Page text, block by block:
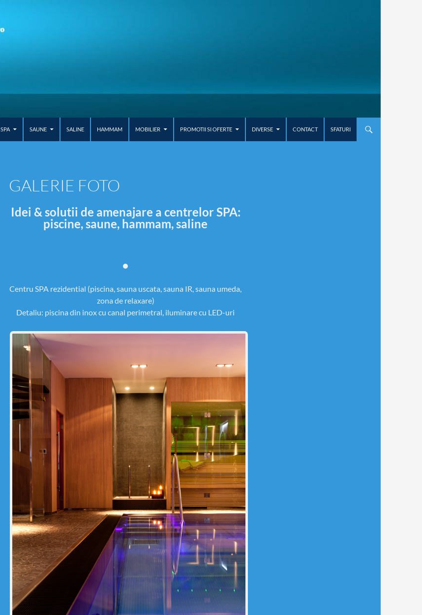
SPA SAUNE SALINE HAMMAM MOBILIER PROMOTII SI OFERTE DIVERSE CONTACT SFATURI
GALERIE FOTO
Idei & solutii de amenajare a centrelor SPA:
piscine, saune, hammam, saline
Centru SPA rezidential (piscina, sauna uscata, sauna IR, sauna umeda,
zona de relaxare)
Detaliu: piscina din inox cu canal perimetral, iluminare cu LED-uri